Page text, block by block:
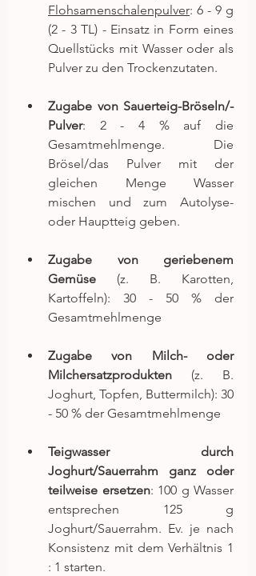
Flohsamenschalenpulver: 6 - 9 g
(2 - 3 TL) - Einsatz in Form eines
Quellstücks mit Wasser oder als
Pulver zu den Trockenzutaten.
Zugabe von Sauerteig-Bröseln/-
Pulver: 2 - 4 % auf die
Gesamtmehlmenge. Die
Brösel/das Pulver mit der
gleichen Menge Wasser
mischen und zum Autolyse-
oder Hauptteig geben.
Zugabe von geriebenem
Gemüse (z. B. Karotten,
Kartoffeln): 30 - 50 % der
Gesamtmehlmenge
Zugabe von Milch- oder
Milchersatzprodukten (z. B.
Joghurt, Topfen, Buttermilch): 30
- 50 % der Gesamtmehlmenge
Teigwasser durch
Joghurt/Sauerrahm ganz oder
teilweise ersetzen: 100 g Wasser
entsprechen 125 g
Joghurt/Sauerrahm. Ev. je nach
Konsistenz mit dem Verhältnis 1
: 1 starten.